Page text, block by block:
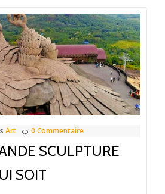
Art 0 Commentaire
SCULPTURE
SOIT